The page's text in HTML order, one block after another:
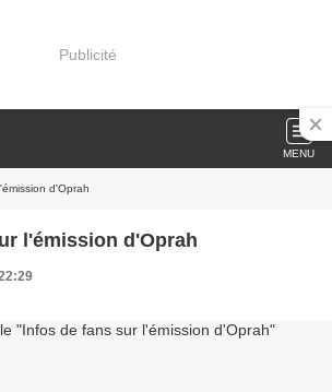
Publicité
MENU
d'Oprah
l'émission d'Oprah